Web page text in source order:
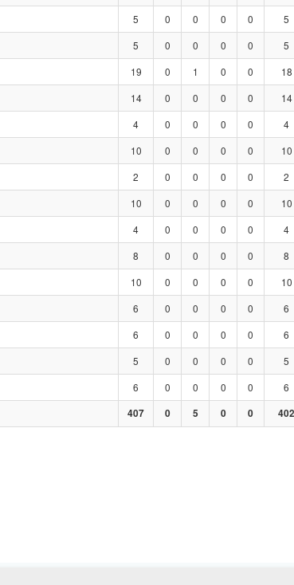
5 0 0 0 0 5
5 0 0 0 0 5
19 0 1 0 0 18
14 0 0 0 0 14
4 0 0 0 0 4
10 0 0 0 0 10
2 0 0 0 0 2
10 0 0 0 0 10
4 0 0 0 0 4
8 0 0 0 0 8
10 0 0 0 0 10
6 0 0 0 0 6
6 0 0 0 0 6
5 0 0 0 0 5
6 0 0 0 0 6
407 0 5 0 0 402